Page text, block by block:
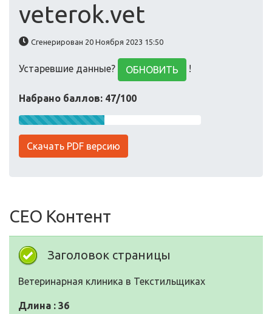
veterok.vet
Сгенерирован 20 Ноября 2023 15:50
Устаревшие данные? ОБНОВИТЬ !
Набрано баллов: 47/100
Скачать PDF версию
СЕО Контент
Заголовок страницы
Ветеринарная клиника в Текстильщиках
Длина : 36